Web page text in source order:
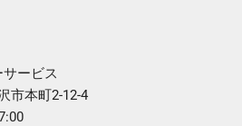
ービス
市本町2-12-4